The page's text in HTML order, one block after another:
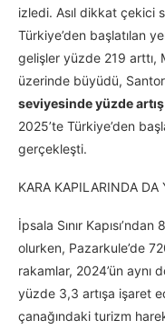
izledi. Asıl dikkat çekici
Türkiye’den başlatılan
gelişler yüzde 219 arttı,
üzerinde büyüdü,
seviyesinde yüzde artış
2025’te Türkiye’den
gerçekleşti.
KARA KAPILARINDA DA
İpsala Sınır
olurken, Pazarkule’de
rakamlar, 2024’ün aynı
yüzde 3,3 artışa işaret
çanağındaki turizm